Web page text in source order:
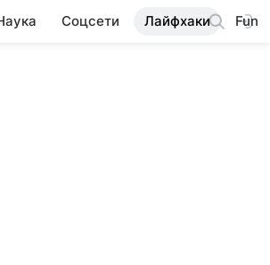
Соцсети Лайфхаки Fun